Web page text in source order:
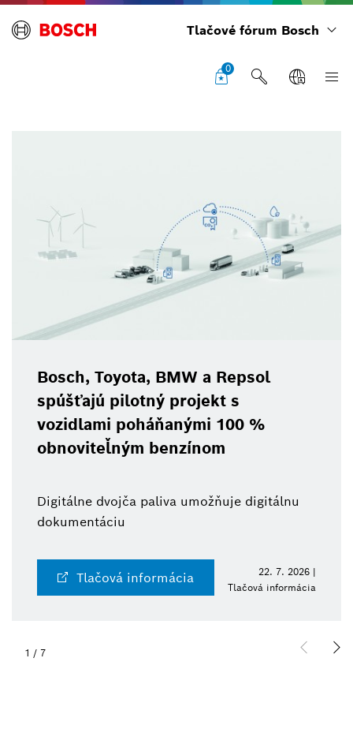
Tlačové fórum Bosch
0
Bosch, Toyota, BMW a Repsol
spúšťajú pilotný projekt s
vozidlami poháňanými 100 %
obnoviteľným benzínom
Digitálne dvojča paliva umožňuje digitálnu
dokumentáciu
Tlačová informácia
22. 7. 2026 |
Tlačová informácia
1 / 7